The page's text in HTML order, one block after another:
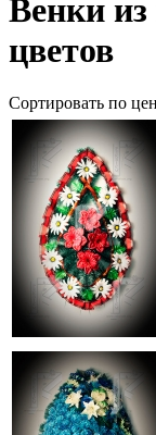
Венки
цветов
Сортировать по